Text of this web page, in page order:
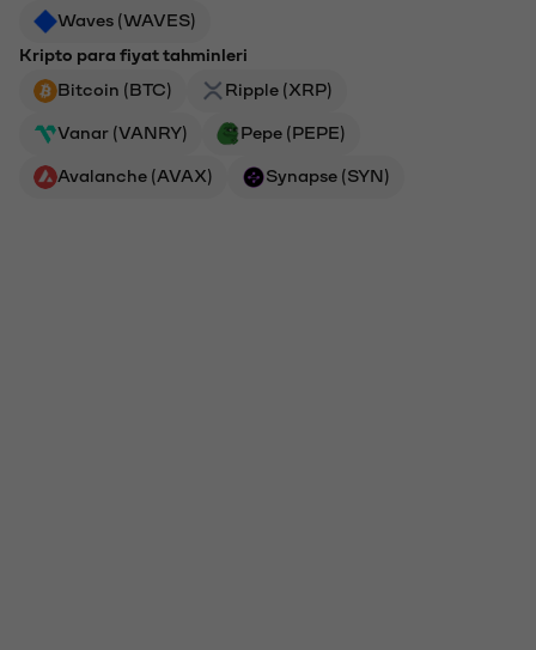
Waves (WAVES)
Kripto para fiyat tahminleri
Bitcoin (BTC)
Ripple (XRP)
Vanar (VANRY) Pepe (PEPE)
Avalanche (AVAX) Synapse (SYN)